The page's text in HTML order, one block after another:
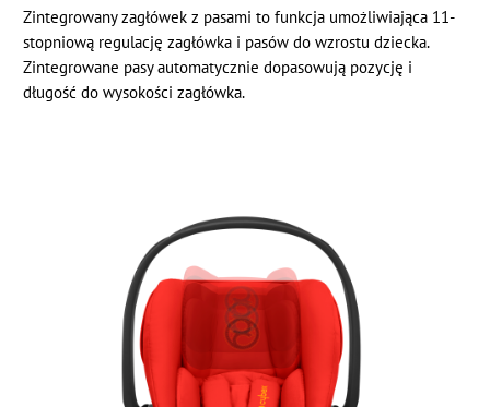
Zintegrowany zagłówek z pasami to funkcja umożliwiająca 11-
stopniową regulację zagłówka i pasów do wzrostu dziecka.
Zintegrowane pasy automatycznie dopasowują pozycję i
długość do wysokości zagłówka.